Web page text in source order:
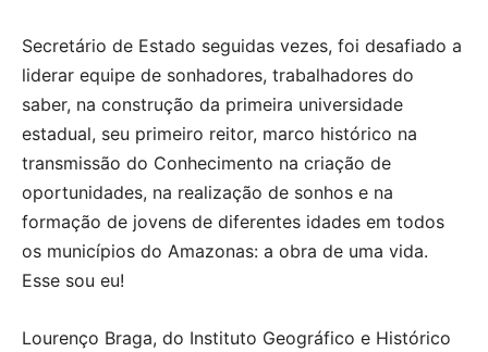
Secretário de Estado seguidas vezes, foi desafiado a
liderar equipe de sonhadores, trabalhadores do
saber, na construção da primeira universidade
estadual, seu primeiro reitor, marco histórico na
transmissão do Conhecimento na criação de
oportunidades, na realização de sonhos e na
formação de jovens de diferentes idades em todos
os municípios do Amazonas: a obra de uma vida.
Esse sou eu!
Lourenço Braga, do Instituto Geográfico e Histórico